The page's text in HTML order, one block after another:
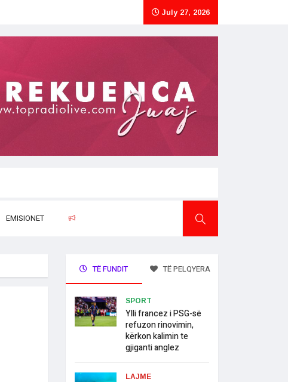
July 27, 2026
EMISIONET
TË FUNDIT TË PELQYERA
SPORT
Ylli francez i PSG-së
refuzon rinovimin,
kërkon kalimin te
gjiganti anglez
LAJME